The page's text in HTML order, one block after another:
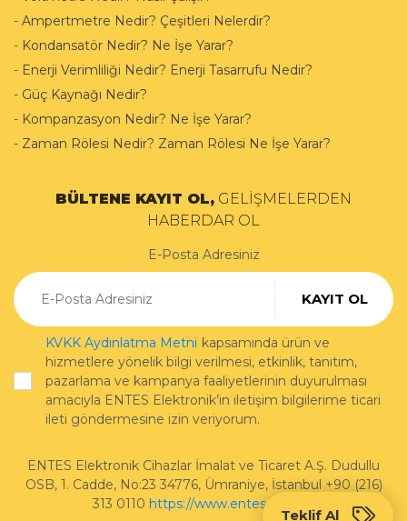
- Ampertmetre Nedir? Çeşitleri Nelerdir?
- Kondansatör Nedir? Ne İşe Yarar?
- Enerji Verimliliği Nedir? Enerji Tasarrufu Nedir?
- Güç Kaynağı Nedir?
- Kompanzasyon Nedir? Ne İşe Yarar?
- Zaman Rölesi Nedir? Zaman Rölesi Ne İşe Yarar?
BÜLTENE KAYIT OL, GELİŞMELERDEN
HABERDAR OL
E-Posta Adresiniz
KAYIT OL
KVKK Aydınlatma Metni kapsamında ürün ve
hizmetlere yönelik bilgi verilmesi, etkinlik, tanıtım,
pazarlama ve kampanya faaliyetlerinin duyurulması
amacıyla ENTES Elektronik’in iletişim bilgilerime ticari
ileti göndermesine izin veriyorum.
ENTES Elektronik Cihazlar İmalat ve Ticaret A.Ş. Dudullu
OSB, 1. Cadde, No:23 34776, Ümraniye, İstanbul +90 (216)
313 0110 https://www.entes.com.tr/
Teklif Al